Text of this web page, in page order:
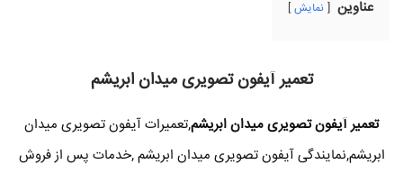
عناوین نمایش
تعمیر آیفون تصویری میدان ابریشم
تعمیر آیفون تصویری میدان ابریشم,تعمیرات آیفون تصویری میدان
ابریشم,نمایندگی آیفون تصویری میدان ابریشم ,خدمات پس از فروش